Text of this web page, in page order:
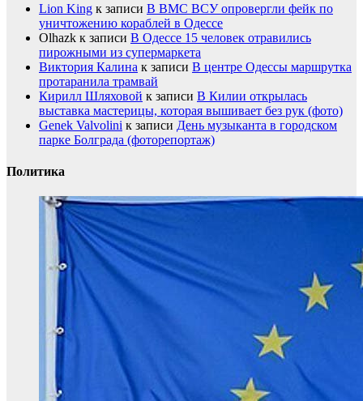
Lion King к записи В ВМС ВСУ опровергли фейк по
уничтожению кораблей в Одессе
Olhazk к записи В Одессе 15 человек отравились
пирожными из супермаркета
Виктория Калина к записи В центре Одессы маршрутка
протаранила трамвай
Кирилл Шляховой к записи В Килии открылась
выставка мастерицы, которая вышивает без рук (фото)
Genek Valvolini к записи День музыканта в городском
парке Болграда (фоторепортаж)
Политика